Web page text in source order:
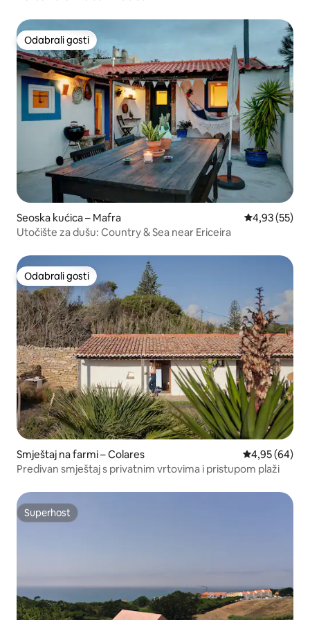
Odabrali gosti
Odabrali gosti
Seoska kućica – Mafra Prosječna
4,93 (55)
Utočište za dušu: Country & Sea near Ericeira
Odabrali gosti
Odabrali gosti
Smještaj na farmi – Colares Prosječna
4,95 (64)
Predivan smještaj s privatnim vrtovima i pristupom plaži
Superhost
Superhost